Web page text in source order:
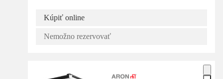
Kúpiť online
Nemožno rezervovať